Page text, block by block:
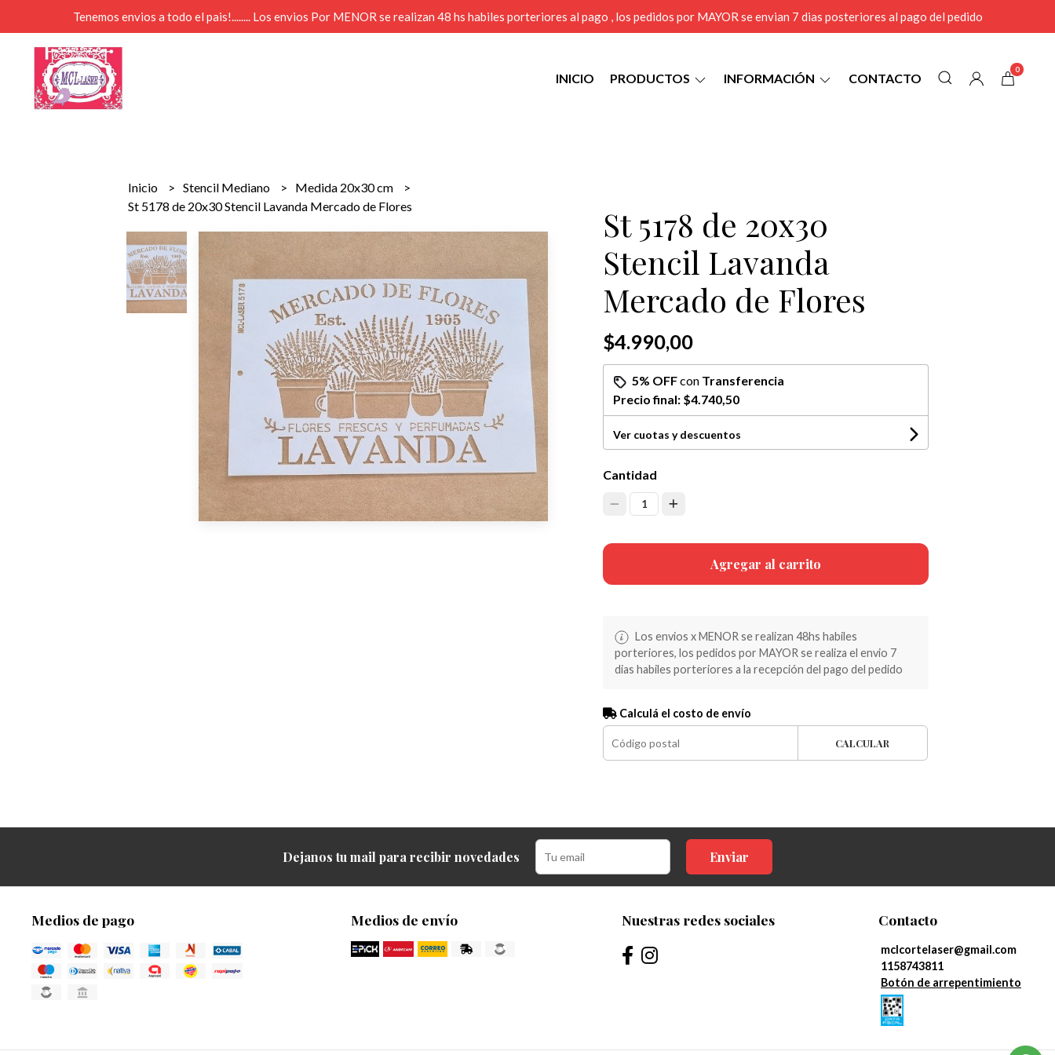
Tenemos envios a todo el pais!........ Los envios Por MENOR se realizan 48 hs habiles porteriores al pago , los pedidos por MAYOR se envian 7 dias posteriores al pago del pedido
INICIO PRODUCTOS INFORMACIÓN CONTACTO
0
Inicio Stencil Mediano
Medida 20x30 cm
St 5178 de 20x30 Stencil Lavanda Mercado de Flores
St 5178 de 20x30
Stencil Lavanda
Mercado de Flores
$4.990,00
5% OFFcon Transferencia
Precio final: $4.740,50
Ver cuotas y descuentos
Cantidad
1
Agregar al carrito
Los envios x MENOR se realizan 48hs habiles
porteriores, los pedidos por MAYOR se realiza el envio 7
dias habiles porteriores a la recepción del pago del pedido
Calculá el costo de envío
CALCULAR
Dejanos tu mail para recibir novedades Enviar
Medios de pago Medios de envío Nuestras redes sociales Contacto
mclcortelaser@gmail.com
1158743811
Botón de arrepentimiento